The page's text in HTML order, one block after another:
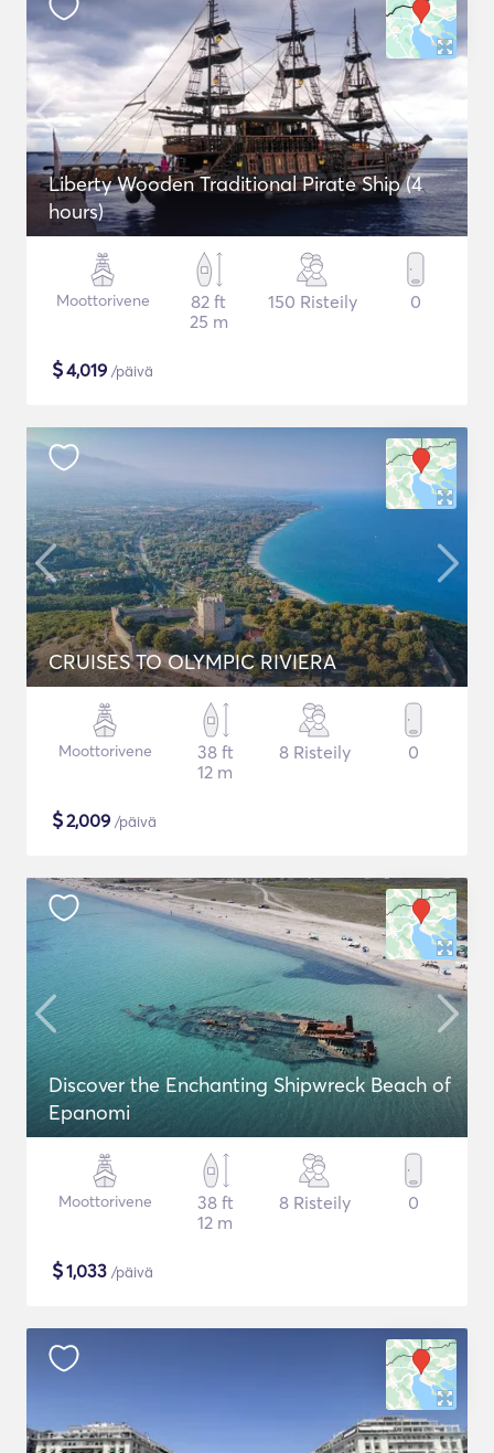
Liberty Wooden Traditional Pirate Ship (4
hours)
Moottorivene
82 ft
25 m
150 Risteily 0
$4,019 /päivä
CRUISES TO OLYMPIC RIVIERA
Moottorivene
38 ft
12 m
8 Risteily 0
$2,009 /päivä
Discover the Enchanting Shipwreck Beach of
Epanomi
Moottorivene
38 ft
12 m
8 Risteily 0
$1,033 /päivä